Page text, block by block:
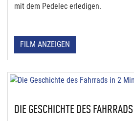
mit dem Pedelec erledigen.
FILM ANZEIGEN
DIE GESCHICHTE DES